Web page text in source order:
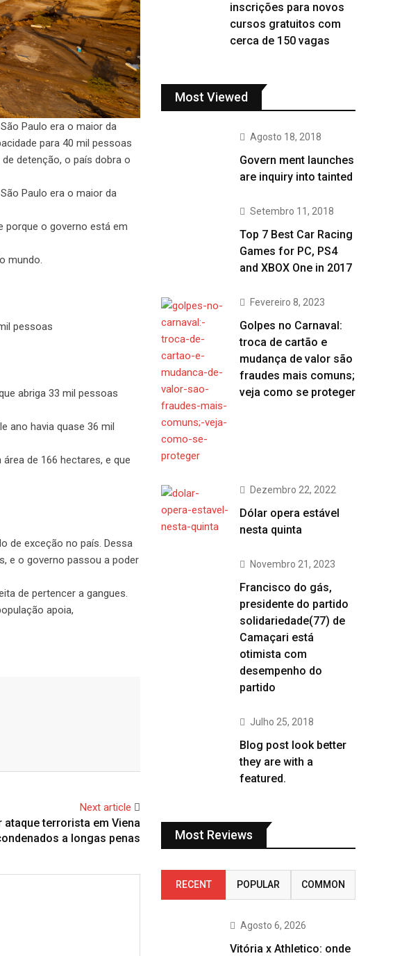
Paulo era o maior da
para 40 mil pessoas
detenção, o país dobra o
Paulo era o maior da
porque o governo está em
mundo.
pessoas
abriga 33 mil pessoas
ano havia quase 36 mil
de 166 hectares, e que
de exceção no país. Dessa
e o governo passou a poder
de pertencer a gangues.
apoia,
Next article
terrorista em Viena
a longas penas
inscrições para novos
cursos gratuitos com
cerca de 150 vagas
Most Viewed
Agosto 18, 2018
Govern ment launches
are inquiry into tainted
Setembro 11, 2018
Top 7 Best Car Racing
Games for PC, PS4
and XBOX One in 2017
Fevereiro 8, 2023
Golpes no Carnaval:
troca de cartão e
mudança de valor são
fraudes mais comuns;
veja como se proteger
Dezembro 22, 2022
Dólar opera estável
nesta quinta
Novembro 21, 2023
Francisco do gás,
presidente do partido
solidariedade(77) de
Camaçari está
otimista com
desempenho do
partido
Julho 25, 2018
Blog post look better
they are with a
featured.
Most Reviews
RECENT POPULAR COMMON
Agosto 6, 2026
Vitória x Athletico: onde